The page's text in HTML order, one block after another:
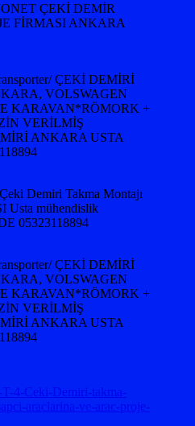
ÇEKİ DEMİR
FİRMASI ANKARA
ÇEKİ DEMİRİ
VOLSWAGEN
KARAVAN*RÖMORK +
VERİLMİŞ
ANKARA USTA
Demiri Takma Montajı
Usta mühendislik
05323118894
ÇEKİ DEMİRİ
VOLSWAGEN
KARAVAN*RÖMORK +
VERİLMİŞ
ANKARA USTA